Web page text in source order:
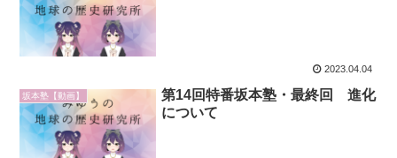
2023.04.04
坂本塾【動画】
第14回特番坂本塾・最終回 進化
について